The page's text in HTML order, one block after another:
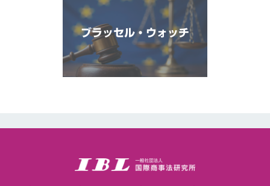
ブラッセル・ウォッチ